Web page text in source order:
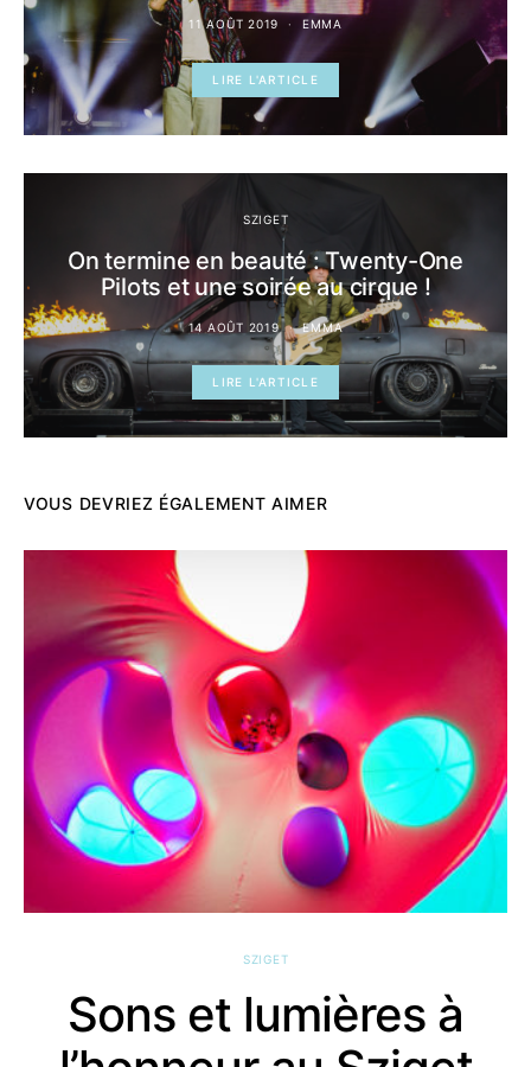
11 AOÛT 2019 EMMA
LIRE L'ARTICLE
SZIGET
On termine en beauté : Twenty-One
Pilots et une soirée au cirque !
14 AOÛT 2019 EMMA
LIRE L'ARTICLE
VOUS DEVRIEZ ÉGALEMENT AIMER
SZIGET
Sons et lumières à